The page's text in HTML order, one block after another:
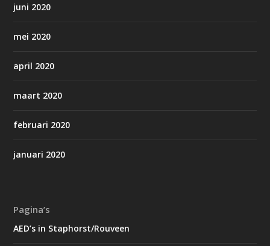
juni 2020
mei 2020
april 2020
maart 2020
februari 2020
januari 2020
Pagina’s
AED’s in Staphorst/Rouveen